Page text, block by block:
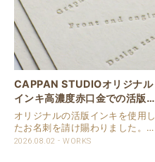
CAPPAN STUDIOオリジナル
インキ高濃度赤口金での活版名
刺
オリジナルの活版インキを使用し
たお名刺を請け賜わりました。
用紙は新バフン紙Nのきぬを使用
2026.08.02 WORKS